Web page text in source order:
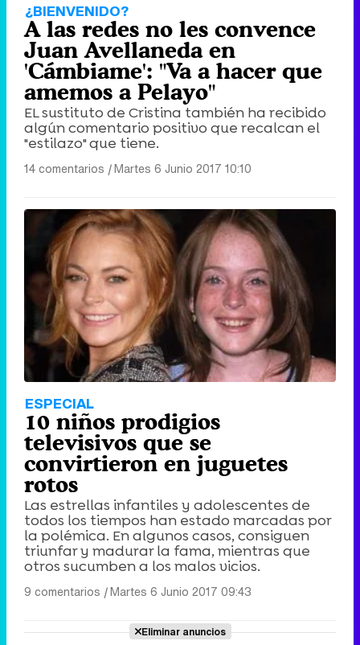
¿BIENVENIDO?
A las redes no les convence
Juan Avellaneda en
'Cámbiame': "Va a hacer que
amemos a Pelayo"
EL sustituto de Cristina también ha recibido
algún comentario positivo que recalcan el
"estilazo" que tiene.
14 comentarios |Martes 6 Junio 2017 10:10
ESPECIAL
10 niños prodigios
televisivos que se
convirtieron en juguetes
rotos
Las estrellas infantiles y adolescentes de
todos los tiempos han estado marcadas por
la polémica. En algunos casos, consiguen
triunfar y madurar la fama, mientras que
otros sucumben a los malos vicios.
9 comentarios |Martes 6 Junio 2017 09:43
Eliminar anuncios